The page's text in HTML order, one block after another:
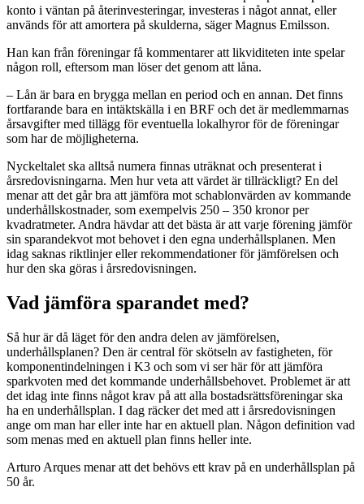
konto i väntan på återinvesteringar, investeras i något annat, eller
används för att amortera på skulderna, säger Magnus Emilsson.
Han kan från föreningar få kommentarer att likviditeten inte spelar
någon roll, eftersom man löser det genom att låna.
– Lån är bara en brygga mellan en period och en annan. Det finns
fortfarande bara en intäktskälla i en BRF och det är medlemmarnas
årsavgifter med tillägg för eventuella lokalhyror för de föreningar
som har de möjligheterna.
Nyckeltalet ska alltså numera finnas uträknat och presenterat i
årsredovisningarna. Men hur veta att värdet är tillräckligt? En del
menar att det går bra att jämföra mot schablonvärden av kommande
underhållskostnader, som exempelvis 250 – 350 kronor per
kvadratmeter. Andra hävdar att det bästa är att varje förening jämför
sin sparandekvot mot behovet i den egna underhållsplanen. Men
idag saknas riktlinjer eller rekommendationer för jämförelsen och
hur den ska göras i årsredovisningen.
Vad jämföra sparandet med?
Så hur är då läget för den andra delen av jämförelsen,
underhållsplanen? Den är central för skötseln av fastigheten, för
komponentindelningen i K3 och som vi ser här för att jämföra
sparkvoten med det kommande underhållsbehovet. Problemet är att
det idag inte finns något krav på att alla bostadsrättsföreningar ska
ha en underhållsplan. I dag räcker det med att i årsredovisningen
ange om man har eller inte har en aktuell plan. Någon definition vad
som menas med en aktuell plan finns heller inte.
Arturo Arques menar att det behövs ett krav på en underhållsplan på
50 år.